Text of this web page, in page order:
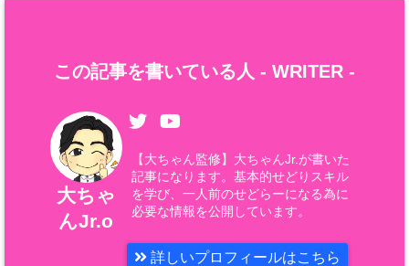
この記事を書いている人 - WRITER -
大ちゃ
んJr.o
【大ちゃん監修】大ちゃんJr.が書いた
記事になります。基本的せどりスキル
を学び、一人前のせどらーになる為に
必要な情報を公開しています。
詳しいプロフィールはこちら